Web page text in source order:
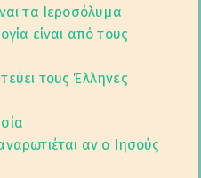
τα Ιεροσόλυμα
είναι από τους
τους Έλληνες
αν ο Ιησούς